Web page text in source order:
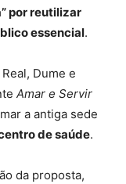
por reutilizar
essencial.
Dume e
Amar e Servir
a antiga sede
de saúde.
da proposta,